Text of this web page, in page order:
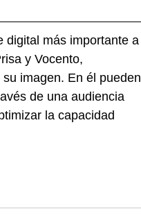
digital más importante a
y Vocento,
imagen. En él pueden
de una audiencia
la capacidad